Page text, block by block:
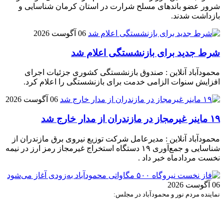
شرور عضو باند‌های مسلح شرارت در استان کرمان شناسایی و
بازداشت شدند.
06 آگوست 2026
شرط جدید برای بازنشستگی اعلام شد
محمودآباد آنلاین : صندوق بازنشستگی کشوری جزئیات اجرای
افزایش سنوات الزامی خدمت برای بازنشستگی را اعلام کرد.
06 آگوست 2026
۱۹ ماینر غیرمجاز در مازندران از مدار خارج شد
محمودآباد آنلاین : مدیرعامل شرکت توزیع نیروی برق مازندران از
شناسایی و جمع‌آوری ۱۹ دستگاه استخراج غیرمجاز رمز ارز در نیمه
نخست مردادماه خبر داد .
06 آگوست 2026
نماینده مردم نور و محمودآباد در مجلس: